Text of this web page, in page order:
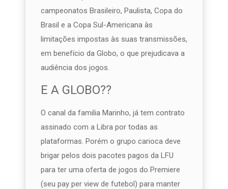
campeonatos Brasileiro, Paulista, Copa do
Brasil e a Copa Sul-Americana às
limitações impostas às suas transmissões,
em benefício da Globo, o que prejudicava a
audiência dos jogos.
E A GLOBO??
O canal da familia Marinho, já tem contrato
assinado com a Libra por todas as
plataformas. Porém o grupo carioca deve
brigar pelos dois pacotes pagos da LFU
para ter uma oferta de jogos do Premiere
(seu pay per view de futebol) para manter